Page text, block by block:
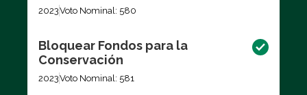
2023Voto Nominal: 580
Bloquear Fondos para la
Conservación
2023Voto Nominal: 581